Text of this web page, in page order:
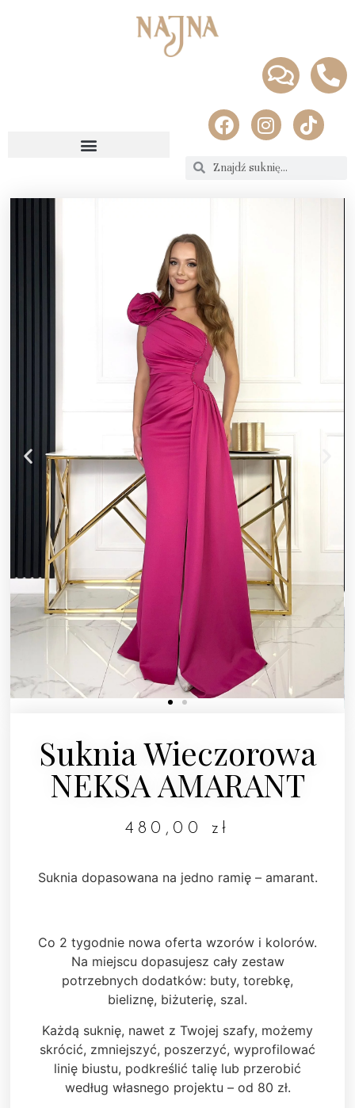
Suknia Wieczorowa
NEKSA AMARANT
480,00 zł
Suknia dopasowana na jedno ramię – amarant.
Co 2 tygodnie nowa oferta wzorów i kolorów.
Na miejscu dopasujesz cały zestaw
potrzebnych dodatków: buty, torebkę,
bieliznę, biżuterię, szal.
Każdą suknię, nawet z Twojej szafy, możemy
skrócić, zmniejszyć, poszerzyć, wyprofilować
linię biustu, podkreślić talię lub przerobić
według własnego projektu – od 80 zł.